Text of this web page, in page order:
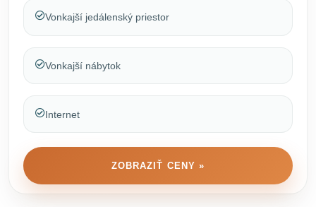
Vonkajší jedálenský priestor
Vonkajší nábytok
Internet
ZOBRAZIŤ CENY »